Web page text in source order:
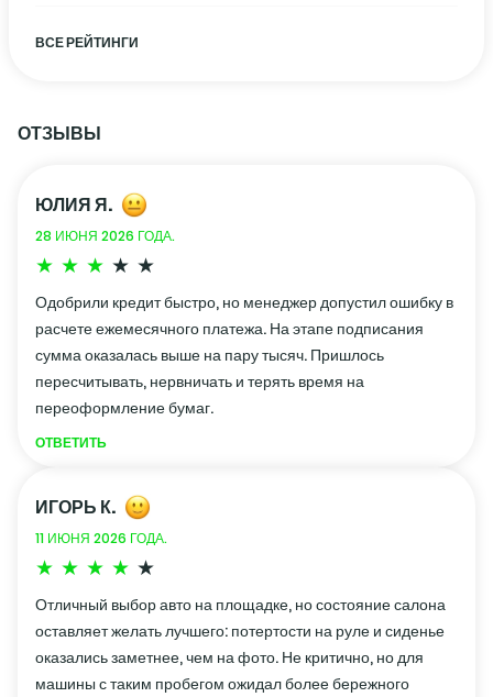
ВСЕ РЕЙТИНГИ
ОТЗЫВЫ
ЮЛИЯ Я.
28 ИЮНЯ 2026 ГОДА.
Одобрили кредит быстро, но менеджер допустил ошибку в
расчете ежемесячного платежа. На этапе подписания
сумма оказалась выше на пару тысяч. Пришлось
пересчитывать, нервничать и терять время на
переоформление бумаг.
ОТВЕТИТЬ
ИГОРЬ К.
11 ИЮНЯ 2026 ГОДА.
Отличный выбор авто на площадке, но состояние салона
оставляет желать лучшего: потертости на руле и сиденье
оказались заметнее, чем на фото. Не критично, но для
машины с таким пробегом ожидал более бережного